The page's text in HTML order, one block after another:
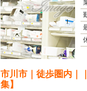
市川市｜徒歩圏内｜
集】